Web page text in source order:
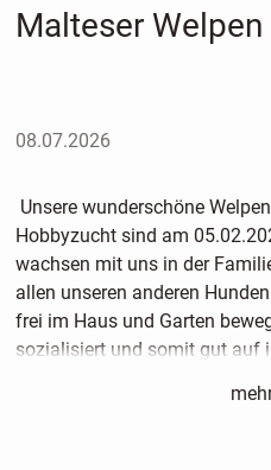
Malteser
08.07.2026
Unsere wunderschöne
Hobbyzucht sind am
wachsen mit uns in der
allen unseren anderen
frei im Haus und Garten
sozialisiert und somit gut auf
vorbereitet.Unsere Malteser